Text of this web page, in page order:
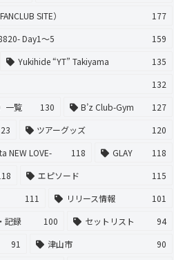
SITE）
177
Day1〜5
159
Yukihide “YT” Takiyama
135
132
一覧
130 B’z Club-Gym
127
ツアーグッズ
120
NEW LOVE-
118 GLAY
118
エピソード
115
111 リリース情報
101
記録 100 セットリスト
94
91 津山市
90